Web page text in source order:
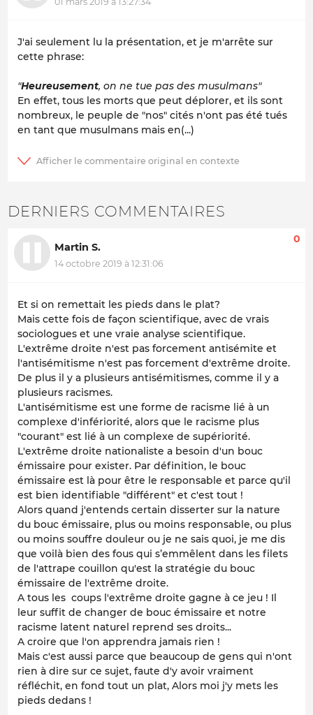
J'ai seulement lu la présentation, et je m'arrête sur
cette phrase:
"Heureusement, on ne tue pas des musulmans"
En effet, tous les morts que peut déplorer, et ils sont
nombreux, le peuple de "nos" cités n'ont pas été tués
en tant que musulmans mais en(...)
DERNIERS COMMENTAIRES
Martin S.
14 octobre 2019 à 12:31:06
0
Et si on remettait les pieds dans le plat?
Mais cette fois de façon scientifique, avec de vrais
sociologues et une vraie analyse scientifique.
L'extrême droite n'est pas forcement antisémite et
l'antisémitisme n'est pas forcement d'extrême droite.
De plus il y a plusieurs antisémitismes, comme il y a
plusieurs racismes.
L'antisémitisme est une forme de racisme lié à un
complexe d'infériorité, alors que le racisme plus
"courant" est lié à un complexe de supériorité.
L'extrême droite nationaliste a besoin d'un bouc
émissaire pour exister. Par définition, le bouc
émissaire est là pour être le responsable et parce qu'il
est bien identifiable "différent" et c'est tout !
Alors quand j'entends certain disserter sur la nature
du bouc émissaire, plus ou moins responsable, ou plus
ou moins souffre douleur ou je ne sais quoi, je me dis
que voilà bien des fous qui s’emmêlent dans les filets
de l'attrape couillon qu'est la stratégie du bouc
émissaire de l'extrême droite.
A tous les coups l'extrême droite gagne à ce jeu ! Il
leur suffit de changer de bouc émissaire et notre
racisme latent naturel reprend ses droits...
A croire que l'on apprendra jamais rien !
Mais c'est aussi parce que beaucoup de gens qui n'ont
rien à dire sur ce sujet, faute d'y avoir vraiment
réfléchit, en fond tout un plat, Alors moi j'y mets les
pieds dedans !